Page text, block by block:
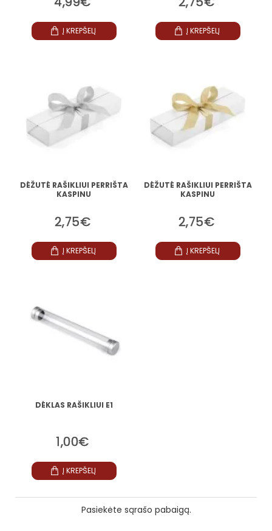
Į KREPŠELĮ Į KREPŠELĮ
DĖŽUTĖ RAŠIKLIUI PERRIŠTA
KASPINU
2,75€
Į KREPŠELĮ
DĖŽUTĖ RAŠIKLIUI PERRIŠTA
KASPINU
2,75€
Į KREPŠELĮ
DĖKLAS RAŠIKLIUI E1
1,00€
Į KREPŠELĮ
Pasiekėte sąrašo pabaigą.